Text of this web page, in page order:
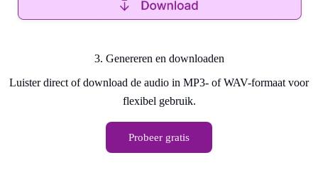
3. Genereren en downloaden
Luister direct of download de audio in MP3- of WAV-formaat voor
flexibel gebruik.
Probeer gratis